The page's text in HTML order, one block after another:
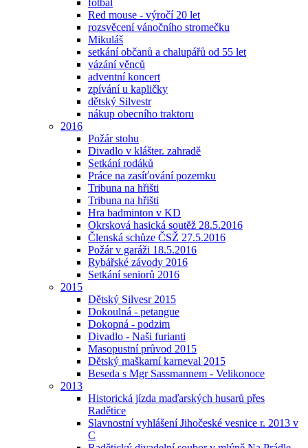
fotbal
Red mouse - výročí 20 let
rozsvěcení vánočního stromečku
Mikuláš
setkání občanů a chalupářů od 55 let
vázání věnců
adventní koncert
zpívání u kapličky
dětský Silvestr
nákup obecního traktoru
2016
Požár stohu
Divadlo v klášter. zahradě
Setkání rodáků
Práce na zasíťování pozemku
Tribuna na hřišti
Tribuna na hřišti
Hra badminton v KD
Okrsková hasická soutěž 28.5.2016
Členská schůze ČSŽ 27.5.2016
Požár v garáži 18.5.2016
Rybářské závody 2016
Setkání seniorů 2016
2015
Dětský Silvesr 2015
Dokoulná - petangue
Dokopná - podzim
Divadlo - Naši furianti
Masopustní průvod 2015
Dětský maškarní karneval 2015
Beseda s Mgr Sassmannem - Velikonoce
2013
Historická jízda maďarských husarů přes
Radětice
Slavnostní vyhlášení Jihočeské vesnice r. 2013 v
C